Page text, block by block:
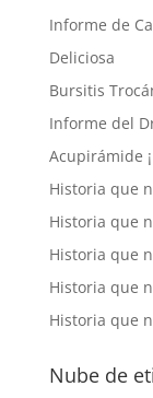
Informe de
Deliciosa
Bursitis
Informe del
Acupirámide
Historia que
Historia que
Historia que
Historia que
Historia que
Nube de